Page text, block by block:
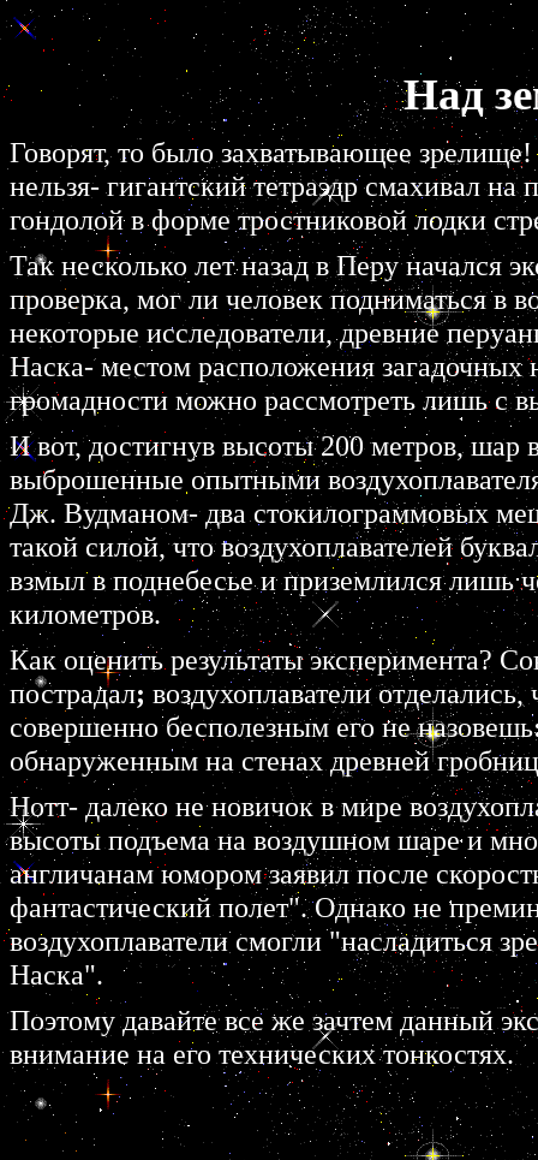
Над
Говорят, то было захватывающее
нельзя- гигантский тетраэдр смахивал
гондолой в форме тростниковой лодки
Так несколько лет назад в Перу начался
проверка, мог ли человек подниматься в
некоторые исследователи, древние
Наска- местом расположения загадочных
громадности можно рассмотреть лишь с
И вот, достигнув высоты 200 метров,
выброшенные опытными
Дж. Вудманом- два стокилограммовых
такой силой, что воздухоплавателей
взмыл в поднебесье и приземлился лишь
километров.
Как оценить результаты эксперимента?
пострадал; воздухоплаватели
совершенно бесполезным его не назовешь
обнаруженным на стенах древней
Нотт- далеко не новичок в мире
высоты подъема на воздушном шаре и
англичанам юмором заявил после
фантастический полет". Однако не
воздухоплаватели смогли "насладиться
Наска".
Поэтому давайте все же зачтем данный
внимание на его технических тонкостях.